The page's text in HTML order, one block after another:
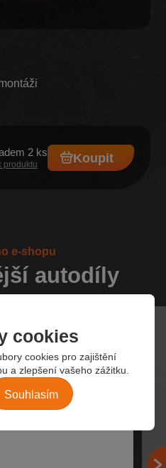
2 ks
produktu Koupit
e-shopu
autodíly
cookies
cookies pro zajištění
a zlepšení vašeho zážitku.
Souhlasím